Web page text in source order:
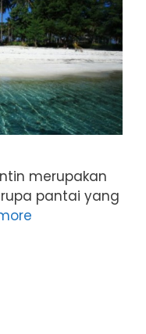
merupakan
pantai yang